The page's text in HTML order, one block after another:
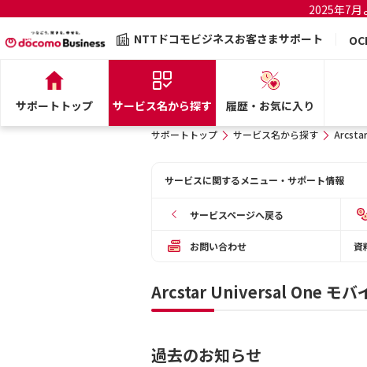
2025年7月
NTTドコモビジネスお客さまサポート
サポートトップ サービス名から探す 履歴・お気に入り
サポートトップ サービス名から探す
サービスに関するメニュー・サポート情報
サービスページへ戻る
お問い合わせ 資
Arcstar Universal One モバ
過去のお知らせ